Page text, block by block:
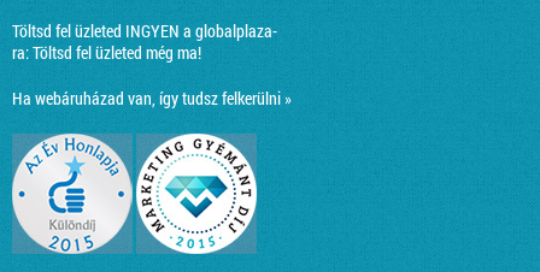
Töltsd fel üzleted INGYEN a globalplaza-
ra:Töltsd fel üzleted még ma!
Ha webáruházad van, így tudsz felkerülni »